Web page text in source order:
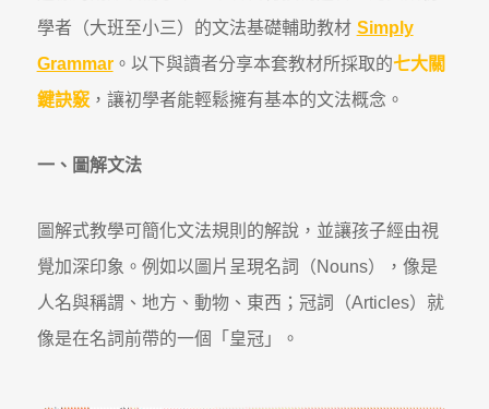
學者（大班至小三）的文法基礎輔助教材 Simply
Grammar。以下與讀者分享本套教材所採取的七大關
鍵訣竅，讓初學者能輕鬆擁有基本的文法概念。
一、圖解文法
圖解式教學可簡化文法規則的解說，並讓孩子經由視
覺加深印象。例如以圖片呈現名詞（Nouns），像是
人名與稱謂、地方、動物、東西；冠詞（Articles）就
像是在名詞前帶的一個「皇冠」。